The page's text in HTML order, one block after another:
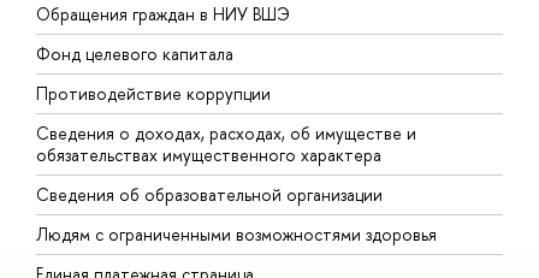
Обращения граждан в НИУ ВШЭ
Фонд целевого капитала
Противодействие коррупции
Сведения о доходах, расходах, об имуществе и
обязательствах имущественного характера
Сведения об образовательной организации
Людям с ограниченными возможностями здоровья